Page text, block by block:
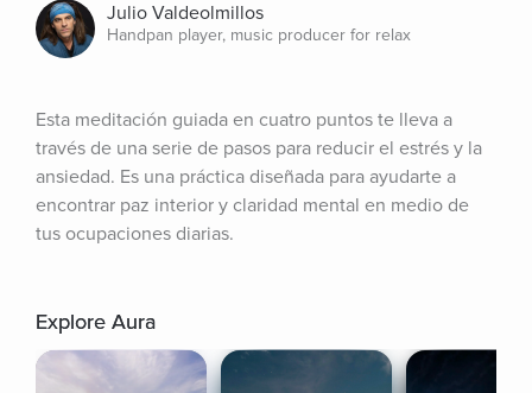
Julio Valdeolmillos
Handpan player, music producer for relax
Esta meditación guiada en cuatro puntos te lleva a
través de una serie de pasos para reducir el estrés y la
ansiedad. Es una práctica diseñada para ayudarte a
encontrar paz interior y claridad mental en medio de
tus ocupaciones diarias.
Explore Aura